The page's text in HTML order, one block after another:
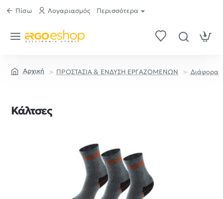
Πίσω Λογαριασμός Περισσότερα
ΠΡΟΣΤΑΣΙΑ & ΕΝΔΥΣΗ ΕΡΓΑΖΟΜΕΝΩΝ Διάφορα
Κάλτσες